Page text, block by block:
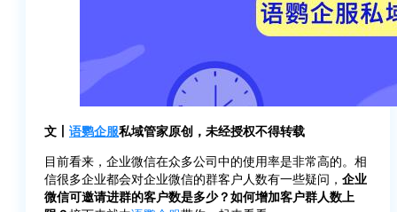
文丨 语鹦企服私域管家原创，未经授权不得转载
目前看来，企业微信在众多公司中的使用率是非常高的。相
信很多企业都会对企业微信的群客户人数有一些疑问， 企业
微信可邀请进群的客户数是多少？如何增加客户群人数上